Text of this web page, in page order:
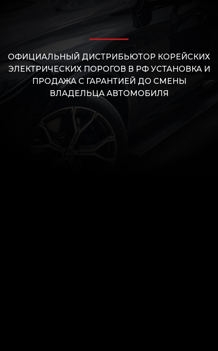
ОФИЦИАЛЬНЫЙ ДИСТРИБЬЮТОР КОРЕЙСКИХ
ЭЛЕКТРИЧЕСКИХ ПОРОГОВ В РФ УСТАНОВКА И
ПРОДАЖА С ГАРАНТИЕЙ ДО СМЕНЫ
ВЛАДЕЛЬЦА АВТОМОБИЛЯ